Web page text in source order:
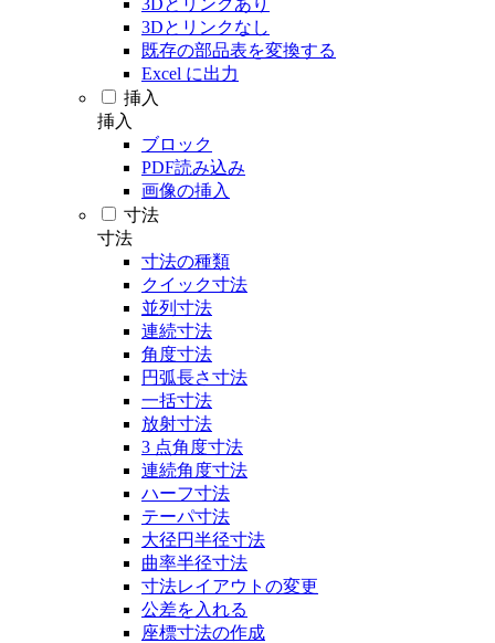
3Dとリンクあり
3Dとリンクなし
既存の部品表を変換する
Excel に出力
挿入
挿入
ブロック
PDF読み込み
画像の挿入
寸法
寸法
寸法の種類
クイック寸法
並列寸法
連続寸法
角度寸法
円弧長さ寸法
一括寸法
放射寸法
3 点角度寸法
連続角度寸法
ハーフ寸法
テーパ寸法
大径円半径寸法
曲率半径寸法
寸法レイアウトの変更
公差を入れる
座標寸法の作成